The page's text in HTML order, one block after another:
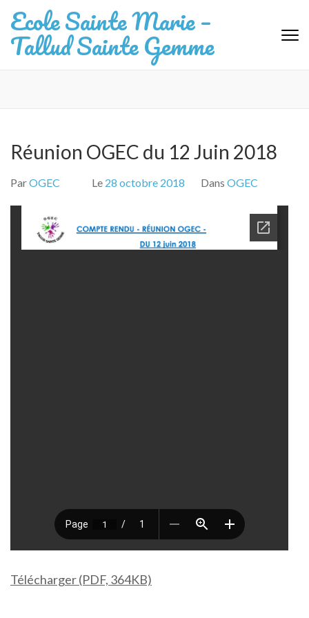
au
contenu
(Pressez
Ecole Sainte Marie –
Tallud Sainte Gemme
Réunion OGEC du 12 Juin 2018
ParOGEC Le 28 octobre 2018 Dans OGEC
Télécharger (PDF, 364KB)